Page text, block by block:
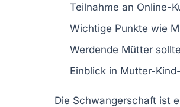
Teilnahme an Online-
Wichtige Punkte wie
Werdende Mütter
Einblick in Mutter-
Die Schwangerschaft ist